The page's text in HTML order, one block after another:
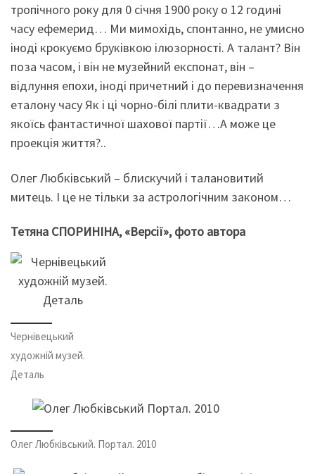
тропічного року для 0 січня 1900 року о 12 годині
часу ефемерид… Ми мимохідь, спонтанно, не умисно
іноді крокуємо бруківкою ілюзорності. А талант? Він
поза часом, і він не музейний експонат, він –
відлуння епохи, іноді причетний і до перевизначення
еталону часу Як і ці чорно-білі плити-квадрати з
якоїсь фантастичної шахової партії…А може це
проекція життя?..
Олег Любківський – блискучий і талановитий
митець. І це не тільки за астрологічним законом…
Тетяна СПОРИНІНА, «Версії», фото автора
Чернівецький
художній музей.
Деталь
Олег Любківський. Портал. 2010